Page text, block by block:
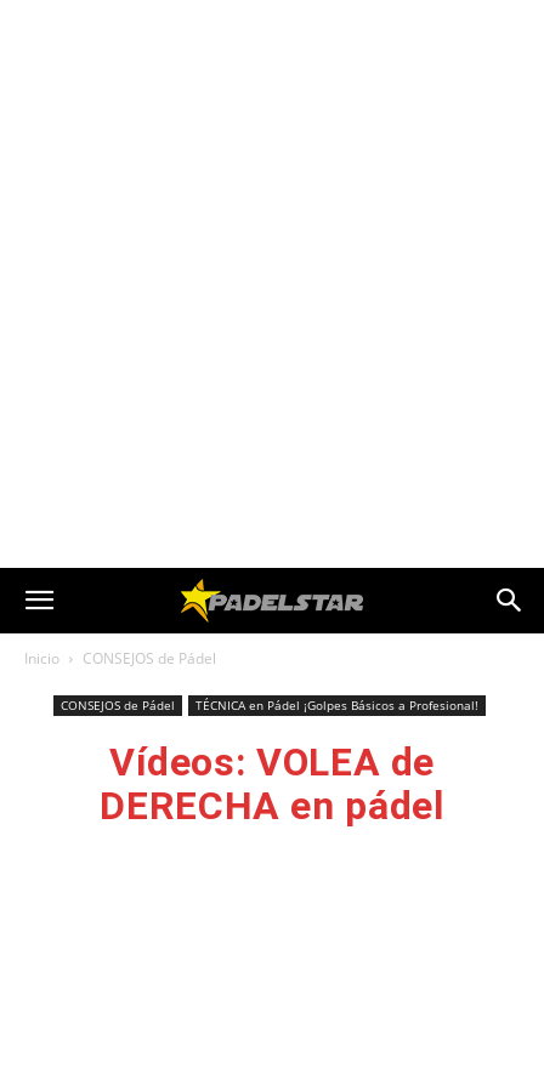
Inicio CONSEJOS de Pádel
CONSEJOS de Pádel TÉCNICA en Pádel ¡Golpes Básicos a Profesional!
Vídeos: VOLEA de
DERECHA en pádel